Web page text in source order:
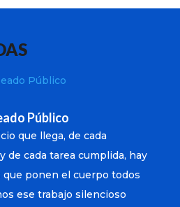
Público
que llega, de cada
de cada tarea cumplida, hay
ponen el cuerpo todos
ese trabajo silencioso